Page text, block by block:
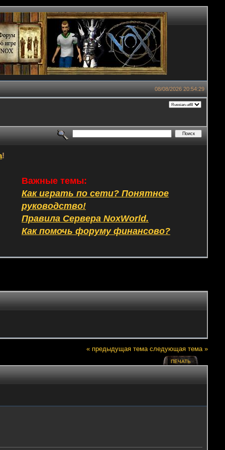
08/08/2026 20:54:29
!
Важные темы:
Как играть по сети? Понятное
руководство!
Правила Сервера NoxWorld.
Как помочь форуму финансово?
« предыдущая тема следующая тема »
ПЕЧАТЬ